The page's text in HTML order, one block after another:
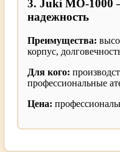
3. Juki MO-
надежность
Преимущества:
корпус,
Для кого:
профессиональные
Цена: